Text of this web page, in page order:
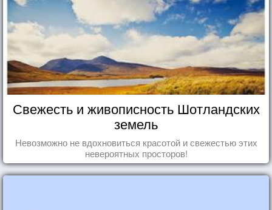
Свежесть и живописность Шотландских
земель
Невозможно не вдохновиться красотой и свежестью этих
невероятных просторов!